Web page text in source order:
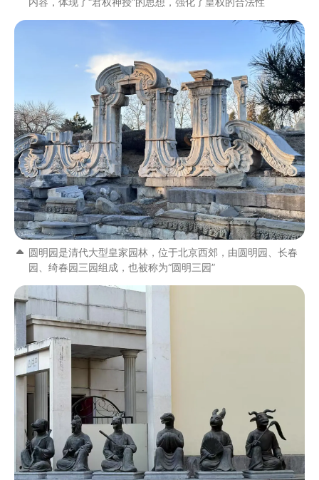
圆明园是清代大型皇家园林，位于北京西郊，由圆明园、长春
园、绮春园三园组成，也被称为“圆明三园”